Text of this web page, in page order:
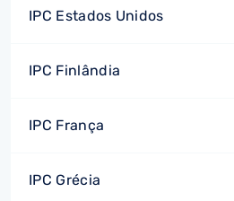
IPC Estados Unidos
IPC Finlândia
IPC França
IPC Grécia